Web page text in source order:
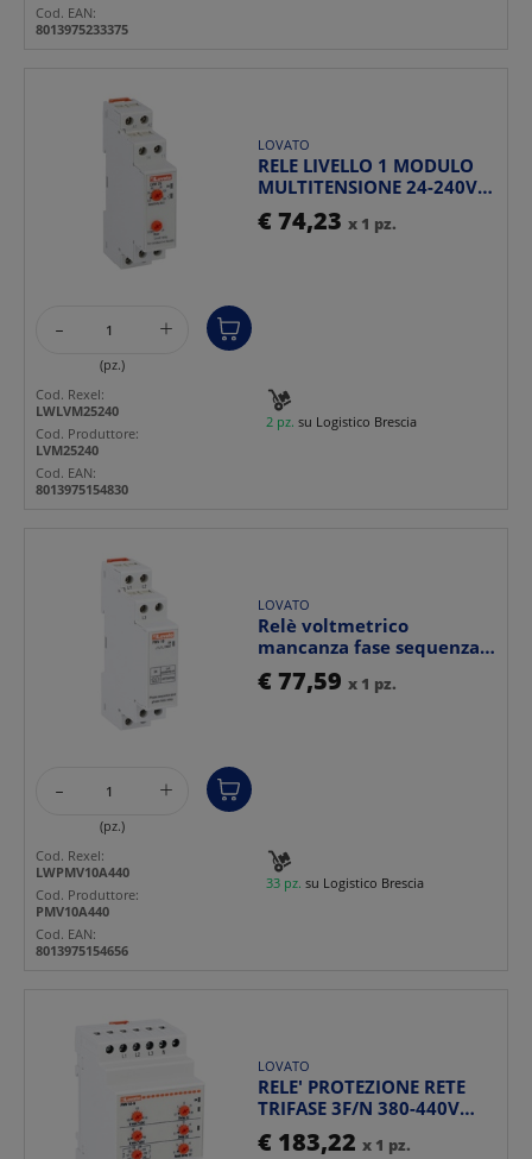
Cod. EAN:
8013975233375
LOVATO
RELE LIVELLO 1 MODULO
MULTITENSIONE 24-240V
AC/DC FUNZIONE
SVUOTA...
€ 74,23 x 1 pz.
- +
(pz.)
2 pz. su Logistico Brescia
Cod. Rexel:
LWLVM25240
Cod. Produttore:
LVM25240
Cod. EAN:
8013975154830
LOVATO
Relè voltmetrico
mancanza fase sequenza
fasi 1 modulo 208-480V
tr...
€ 77,59 x 1 pz.
- +
(pz.)
33 pz. su Logistico Brescia
Cod. Rexel:
LWPMV10A440
Cod. Produttore:
PMV10A440
Cod. EAN:
8013975154656
LOVATO
RELE' PROTEZIONE RETE
TRIFASE 3F/N 380-440V
MULTIFUNZIONE TRIFASE...
€ 183,22 x 1 pz.